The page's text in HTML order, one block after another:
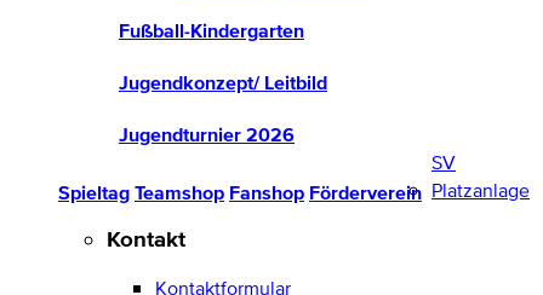
Fußball-Kindergarten
Jugendkonzept/ Leitbild
Jugendturnier 2026
Spieltag Teamshop Fanshop Förderverein
SV
Platzanlage
Kontakt
Kontaktformular